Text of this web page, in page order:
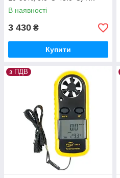
В наявності
3 430 ₴
Купити
з ПДВ